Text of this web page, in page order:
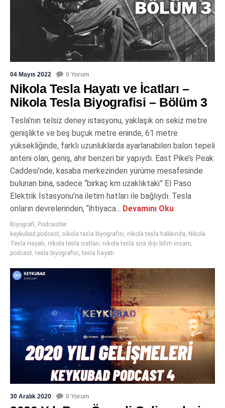
04 Mayıs 2022 0 Yorum
Nikola Tesla Hayatı ve İcatları –
Nikola Tesla Biyografisi – Bölüm 3
Tesla’nın telsiz deney istasyonu, yaklaşık on sekiz metre
genişlikte ve beş buçuk metre eninde, 61 metre
yüksekliğinde, farklı uzunluklarda ayarlanabilen balon tepeli
anteni olan, geniş, ahır benzeri bir yapıydı. East Pike’s Peak
Caddesi’nde, kasaba merkezinden yürüme mesafesinde
bulunan bina, sadece “birkaç km uzaklıktaki” El Paso
Elektrik İstasyonu’na iletim hatları ile bağlıydı. Tesla
onların devrelerinden, “ihtiyaca... Devamını Oku
Biyografi, Podcastler
keykubad podcast, nikola tesla biyografisi, nikola tesla hakkında, Nikola
Tesla Hayatı, nikola tesla icatları, nikola tesla sıra dışı bilim insanı,
podcast,tesla biyografisi,tesla hayatı
30 Aralık 2020 0 Yorum